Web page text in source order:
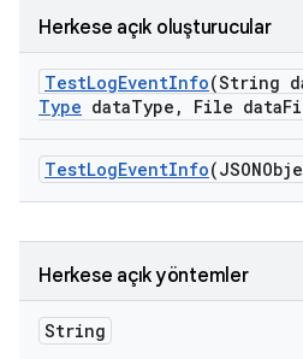
Herkese açık oluşturucular
TestLogEventInfo(String
Type dataType , File data
TestLogEventInfo
Herkese açık yöntemler
String